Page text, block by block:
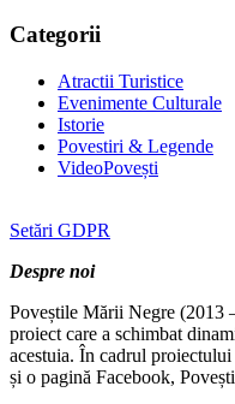
Categorii
Atractii Turistice
Evenimente Culturale
Istorie
Povestiri & Legende
VideoPovești
Setări GDPR
Despre noi
Poveștile Mării Negre (2013
proiect care a schimbat
acestuia. În cadrul
și o pagină Facebook,